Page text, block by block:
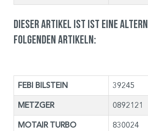
Dieser Artikel ist ist eine
folgenden Artikeln:
FEBI BILSTEIN 39245
METZGER 0892121
MOTAIR TURBO 830024